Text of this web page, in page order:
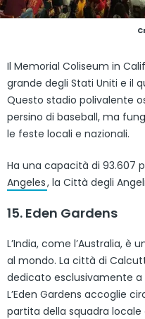
Il Memorial Coliseum in
grande degli Stati Uniti e il
Questo stadio polivalente
persino di baseball, ma
le feste locali e nazionali.
Ha una capacità di 93.607
Angeles, la Città degli
15. Eden Gardens
L’India, come l’Australia, è
al mondo. La città di
dedicato esclusivamente a
L’Eden Gardens accoglie
partita della squadra locale